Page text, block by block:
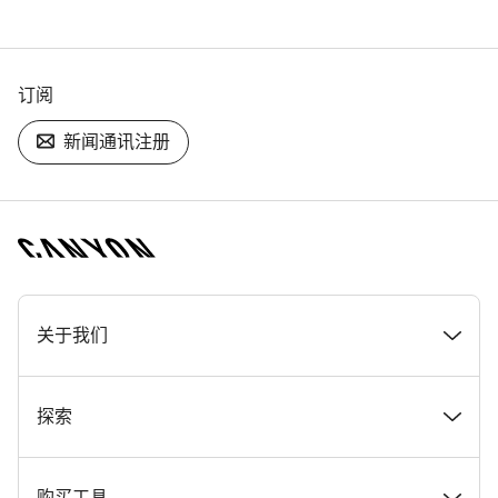
订阅
新闻通讯注册
[footer.linksList.title]
关于我们
奖项
探索